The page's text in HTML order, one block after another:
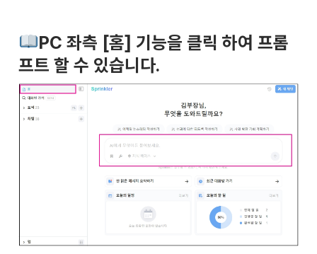
PC 좌측 [홈] 기능을 클릭 하여 프롬
프트 할 수 있습니다.